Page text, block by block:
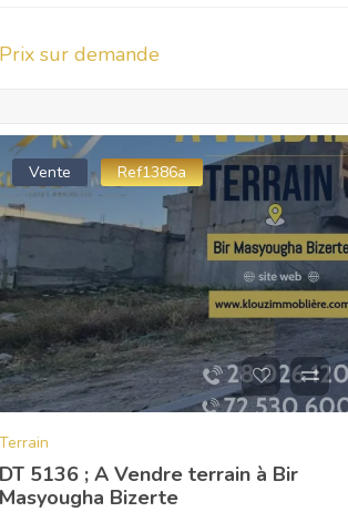
Prix sur demande
Vente Ref1386a
Terrain
DT 5136 ; A Vendre terrain à Bir
Masyougha Bizerte